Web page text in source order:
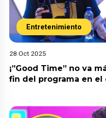
Entretenimiento
28 Oct 2025
¡”Good Time” no va
fin del programa en el